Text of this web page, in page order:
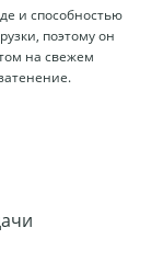
и способностью
поэтому он
на свежем